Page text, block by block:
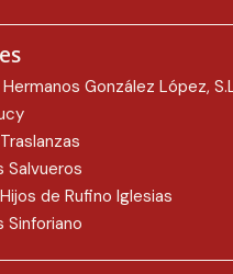
González López,
Salvueros
de Rufino Iglesias
Sinforiano